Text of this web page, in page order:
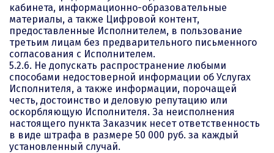
кабинета, информационно-образовательные
материалы, а также Цифровой контент,
предоставленные Исполнителем, в пользование
третьим лицам без предварительного письменного
согласования с Исполнителем.
5.2.6. Не допускать распространение любыми
способами недостоверной информации об Услугах
Исполнителя, а также информации, порочащей
честь, достоинство и деловую репутацию или
оскорбляющую Исполнителя. За неисполнения
настоящего пункта Заказчик несет ответственность
в виде штрафа в размере 50 000 руб. за каждый
установленный случай.